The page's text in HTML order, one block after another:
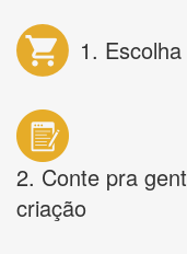
1.
2. Conte pra
criação